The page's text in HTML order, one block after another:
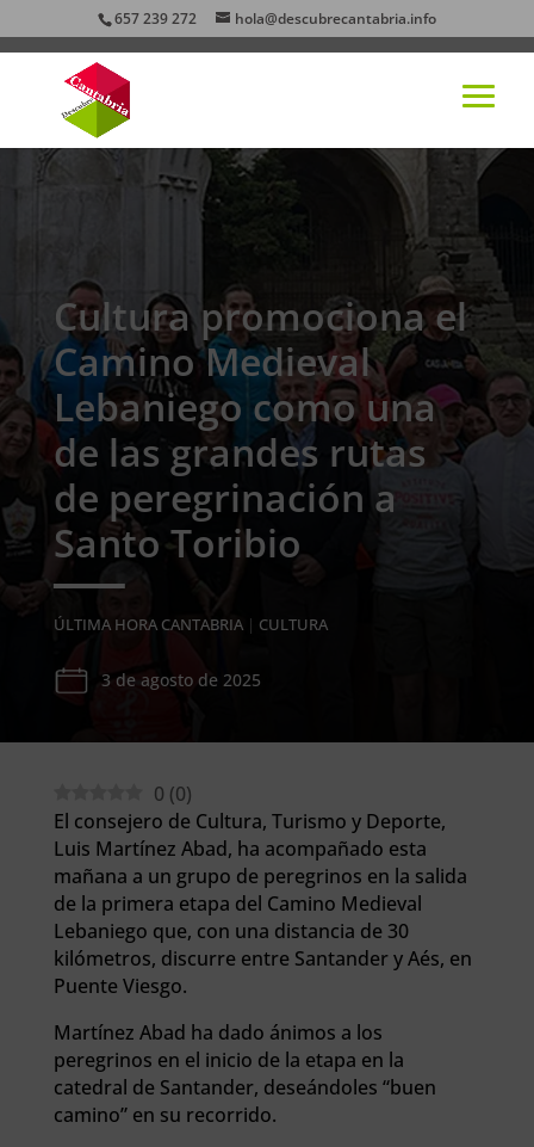
657 239 272 hola@descubrecantabria.info
Cultura promociona el
Camino Medieval
Lebaniego como una
de las grandes rutas
de peregrinación a
Santo Toribio
ÚLTIMA HORA CANTABRIA| CULTURA
3 de agosto de 2025
0 (0)
El consejero de Cultura, Turismo y Deporte,
Luis Martínez Abad, ha acompañado esta
mañana a un grupo de peregrinos en la salida
de la primera etapa del Camino Medieval
Lebaniego que, con una distancia de 30
kilómetros, discurre entre Santander y Aés, en
Puente Viesgo.
Martínez Abad ha dado ánimos a los
peregrinos en el inicio de la etapa en la
catedral de Santander, deseándoles “buen
camino” en su recorrido.